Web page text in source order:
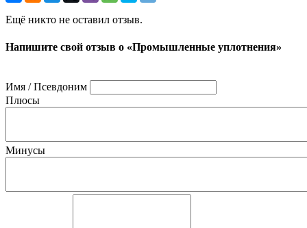
Ещё никто не оставил отзыв.
Напишите свой отзыв о «Промышленные уплотнения»
Имя / Псевдоним
Плюсы
Минусы